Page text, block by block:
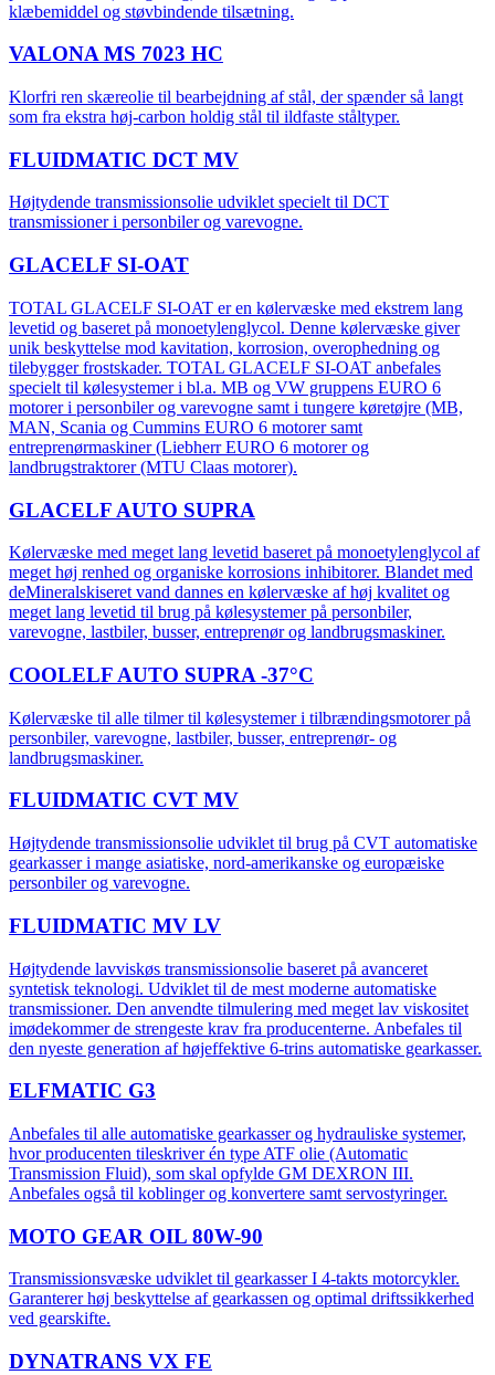
klæbemiddel og støvbindende tilsætning.
VALONA MS 7023 HC
Klorfri ren skæreolie til bearbejdning af stål, der spænder så langt
som fra ekstra høj-carbon holdig stål til ildfaste ståltyper.
FLUIDMATIC DCT MV
Højtydende transmissionsolie udviklet specielt til DCT
transmissioner i personbiler og varevogne.
GLACELF SI-OAT
TOTAL GLACELF SI-OAT er en kølervæske med ekstrem lang
levetid og baseret på monoetylenglycol. Denne kølervæske giver
unik beskyttelse mod kavitation, korrosion, overophedning og
tilebygger frostskader. TOTAL GLACELF SI-OAT anbefales
specielt til kølesystemer i bl.a. MB og VW gruppens EURO 6
motorer i personbiler og varevogne samt i tungere køretøjre (MB,
MAN, Scania og Cummins EURO 6 motorer samt
entreprenørmaskiner (Liebherr EURO 6 motorer og
landbrugstraktorer (MTU Claas motorer).
GLACELF AUTO SUPRA
Kølervæske med meget lang levetid baseret på monoetylenglycol af
meget høj renhed og organiske korrosions inhibitorer. Blandet med
deMineralskiseret vand dannes en kølervæske af høj kvalitet og
meget lang levetid til brug på kølesystemer på personbiler,
varevogne, lastbiler, busser, entreprenør og landbrugsmaskiner.
COOLELF AUTO SUPRA -37°C
Kølervæske til alle tilmer til kølesystemer i tilbrændingsmotorer på
personbiler, varevogne, lastbiler, busser, entreprenør- og
landbrugsmaskiner.
FLUIDMATIC CVT MV
Højtydende transmissionsolie udviklet til brug på CVT automatiske
gearkasser i mange asiatiske, nord-amerikanske og europæiske
personbiler og varevogne.
FLUIDMATIC MV LV
Højtydende lavviskøs transmissionsolie baseret på avanceret
syntetisk teknologi. Udviklet til de mest moderne automatiske
transmissioner. Den anvendte tilmulering med meget lav viskositet
imødekommer de strengeste krav fra producenterne. Anbefales til
den nyeste generation af højeffektive 6-trins automatiske gearkasser.
ELFMATIC G3
Anbefales til alle automatiske gearkasser og hydrauliske systemer,
hvor producenten tileskriver én type ATF olie (Automatic
Transmission Fluid), som skal opfylde GM DEXRON III.
Anbefales også til koblinger og konvertere samt servostyringer.
MOTO GEAR OIL 80W-90
Transmissionsvæske udviklet til gearkasser I 4-takts motorcykler.
Garanterer høj beskyttelse af gearkassen og optimal driftssikkerhed
ved gearskifte.
DYNATRANS VX FE